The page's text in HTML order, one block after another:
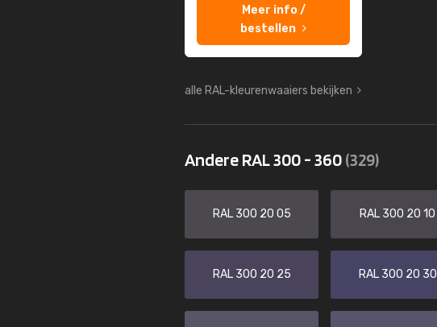
Meer info /
bestellen
alle RAL-kleurenwaaiers bekijken
Andere RAL 300 - 360(329)
RAL 300 20 05 RAL 300 20 10
RAL 300 20 25 RAL 300 20 30